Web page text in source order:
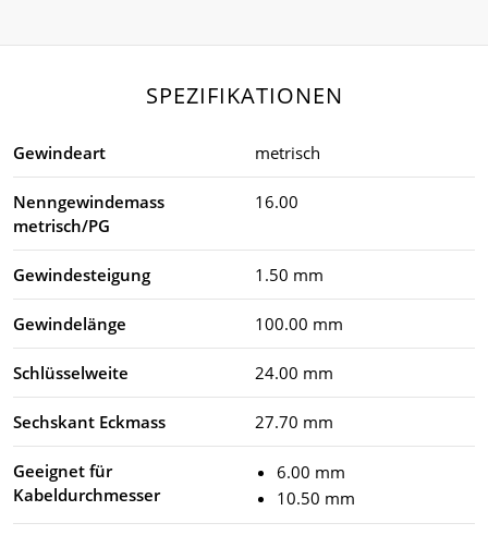
SPEZIFIKATIONEN
Gewindeart metrisch
Nenngewindemass
metrisch/PG
16.00
Gewindesteigung 1.50 mm
Gewindelänge 100.00 mm
Schlüsselweite 24.00 mm
Sechskant Eckmass 27.70 mm
Geeignet für
Kabeldurchmesser
6.00 mm
10.50 mm